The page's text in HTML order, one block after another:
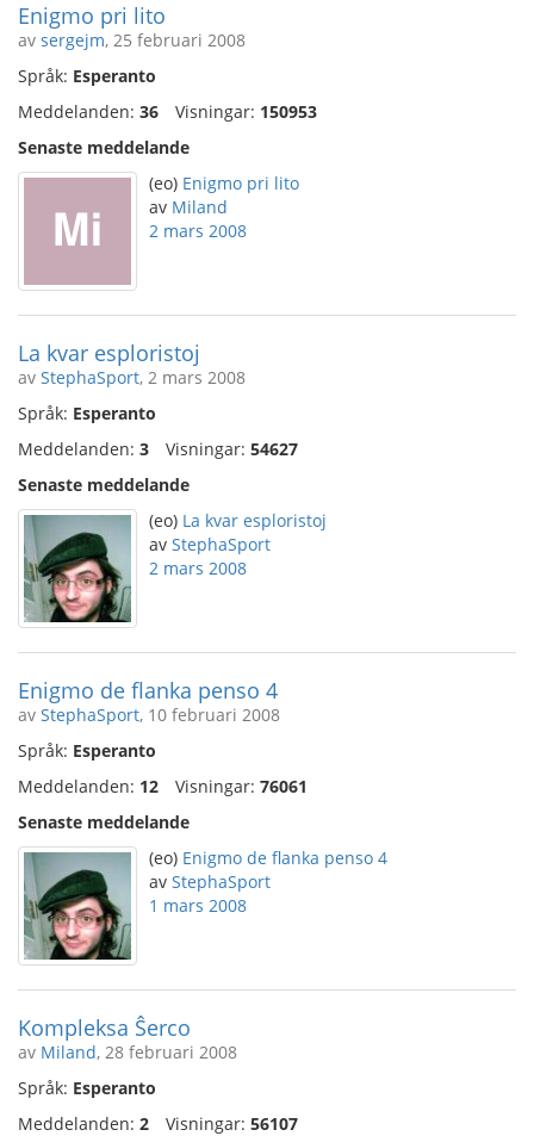
Enigmo pri lito
av sergejm, 25 februari 2008
Språk: Esperanto
Meddelanden: 36 Visningar: 150953
Senaste meddelande
(eo) Enigmo pri lito
av Miland
2 mars 2008
La kvar esploristoj
av StephaSport, 2 mars 2008
Språk: Esperanto
Meddelanden: 3 Visningar: 54627
Senaste meddelande
(eo) La kvar esploristoj
av StephaSport
2 mars 2008
Enigmo de flanka penso 4
av StephaSport, 10 februari 2008
Språk: Esperanto
Meddelanden: 12 Visningar: 76061
Senaste meddelande
(eo) Enigmo de flanka penso 4
av StephaSport
1 mars 2008
Kompleksa Ŝerco
av Miland, 28 februari 2008
Språk: Esperanto
Meddelanden: 2 Visningar: 56107